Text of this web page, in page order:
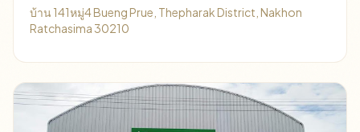
บ้าน 141หมู่4 Bueng Prue, Thepharak District, Nakhon
Ratchasima 30210